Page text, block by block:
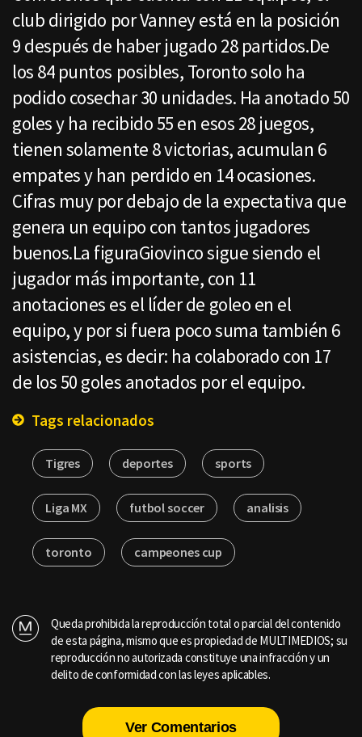
club dirigido por Vanney está en la posición
9 después de haber jugado 28 partidos.De
los 84 puntos posibles, Toronto solo ha
podido cosechar 30 unidades. Ha anotado 50
goles y ha recibido 55 en esos 28 juegos,
tienen solamente 8 victorias, acumulan 6
empates y han perdido en 14 ocasiones.
Cifras muy por debajo de la expectativa que
genera un equipo con tantos jugadores
buenos.La figuraGiovinco sigue siendo el
jugador más importante, con 11
anotaciones es el líder de goleo en el
equipo, y por si fuera poco suma también 6
asistencias, es decir: ha colaborado con 17
de los 50 goles anotados por el equipo.
Tags relacionados
Tigres deportes sports
Liga MX futbol soccer analisis
toronto campeones cup
Queda prohibida la reproducción total o parcial del contenido
de esta página, mismo que es propiedad de MULTIMEDIOS; su
reproducción no autorizada constituye una infracción y un
delito de conformidad con las leyes aplicables.
Ver Comentarios